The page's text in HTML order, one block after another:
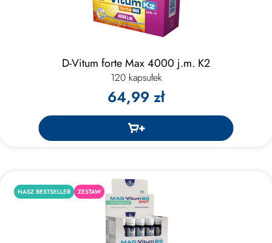
D-Vitum forte Max 4000 j.m. K2
120 kapsułek
64,99 zł
NASZ BESTSELLER ZESTAW